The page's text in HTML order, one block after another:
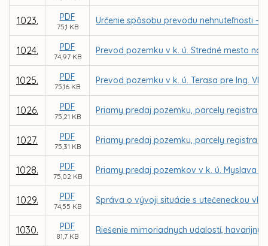
1023. PDF
75,1 KB
Určenie spôsobu prevodu nehnuteľnosti -
1024. PDF
74,97 KB
Prevod pozemku v k. ú. Stredné mesto na
1025. PDF
75,16 KB
Prevod pozemku v k. ú. Terasa pre Ing.
1026. PDF
75,21 KB
Priamy predaj pozemku, parcely registra
1027. PDF
75,31 KB
Priamy predaj pozemku, parcely registra E
1028. PDF
75,02 KB
Priamy predaj pozemkov v k. ú. Myslava
1029. PDF
74,55 KB
Správa o vývoji situácie s utečeneckou
1030. PDF
81,7 KB
Riešenie mimoriadnych udalostí,